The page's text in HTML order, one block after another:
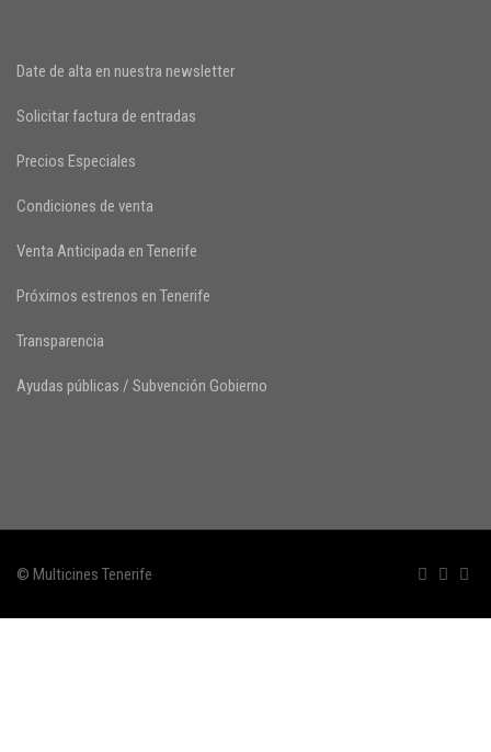
Date de alta en nuestra newsletter
Solicitar factura de entradas
Precios Especiales
Condiciones de venta
Venta Anticipada en Tenerife
Próximos estrenos en Tenerife
Transparencia
Ayudas públicas / Subvención Gobierno
© Multicines Tenerife